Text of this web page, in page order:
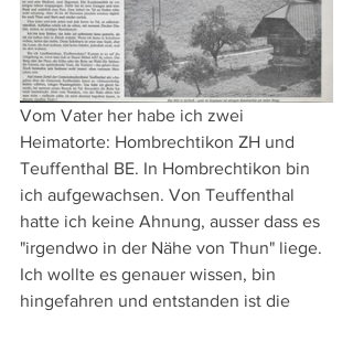
Vom Vater her habe ich zwei
Heimatorte: Hombrechtikon ZH und
Teuffenthal BE. In Hombrechtikon bin
ich aufgewachsen. Von Teuffenthal
hatte ich keine Ahnung, ausser dass es
"irgendwo in der Nähe von Thun" liege.
Ich wollte es genauer wissen, bin
hingefahren und entstanden ist die